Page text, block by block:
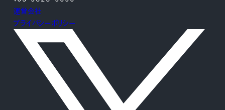
運営会社
プライバシーポリシー